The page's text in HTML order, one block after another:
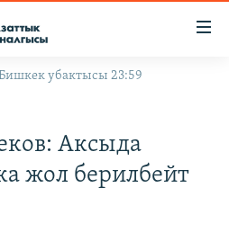
убактысы 23:59
Аксыда
жол берилбейт